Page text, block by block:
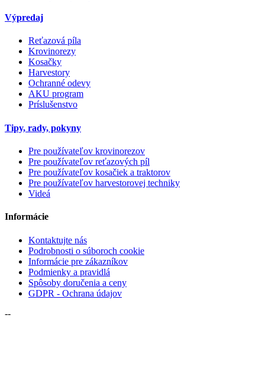
Výpredaj
Reťazová píla
Krovinorezy
Kosačky
Harvestory
Ochranné odevy
AKU program
Príslušenstvo
Tipy, rady, pokyny
Pre používateľov krovinorezov
Pre používateľov reťazových píl
Pre používateľov kosačiek a traktorov
Pre používateľov harvestorovej techniky
Videá
Informácie
Kontaktujte nás
Podrobnosti o súboroch cookie
Informácie pre zákazníkov
Podmienky a pravidlá
Spôsoby doručenia a ceny
GDPR - Ochrana údajov
--